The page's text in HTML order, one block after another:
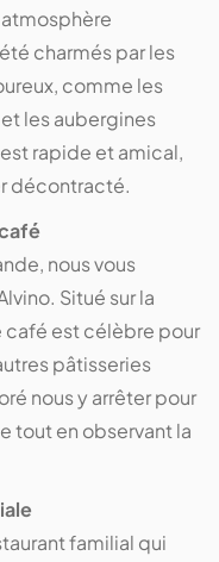
charmés par les
comme les
les aubergines
rapide et amical,
décontracté.
nous vous
Situé sur la
café est célèbre pour
pâtisseries
nous y arrêter pour
tout en observant la
familial qui